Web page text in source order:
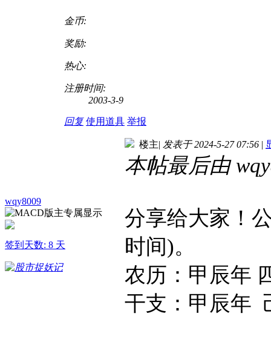
金币:
奖励:
热心:
注册时间:
2003-3-9
回复 使用道具 举报
wqy8009
签到天数: 8 天
楼主| 发表于 2024-5-27 07:56 |
本帖最后由
分享给大家！
时间)。
农历：甲辰年
干支：甲辰年